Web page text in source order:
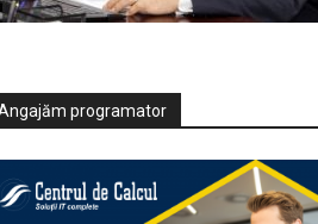
programator